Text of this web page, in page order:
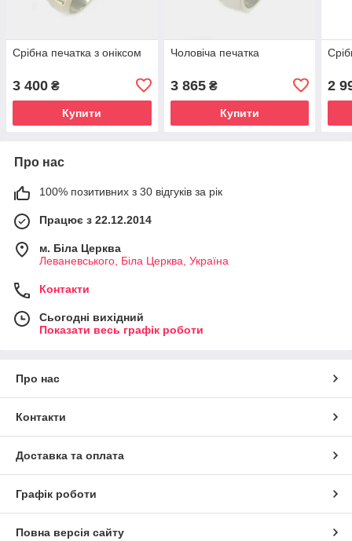
Срібна печатка з оніксом
3 400 ₴
Купити
Чоловіча печатка
3 865₴
Купити
2
Про нас
100% позитивних з 30 відгуків за рік
Працює з 22.12.2014
м. Біла Церква
Леваневського, Біла Церква, Україна
Контакти
Сьогодні вихідний
Показати весь графік роботи
Про нас
Контакти
Доставка та оплата
Графік роботи
Повна версія сайту